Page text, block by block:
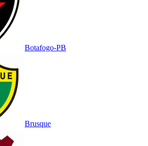
Botafogo-PB
Brusque